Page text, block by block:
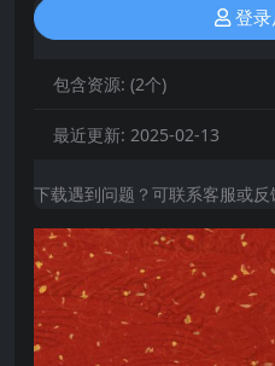
登录
包含资源: (2个)
最近更新: 2025-02-13
下载遇到问题？可联系客服或反